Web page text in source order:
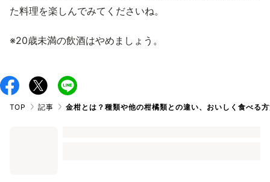
た料理を楽しんでみてくださいね。
※20歳未満の飲酒はやめましょう。
TOP 記事 金柑とは？種類や他の柑橘類との違い、おいしく食べる